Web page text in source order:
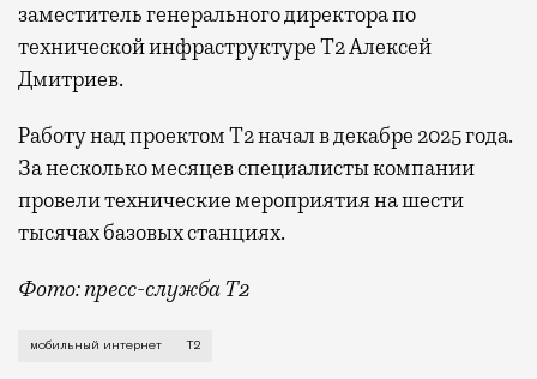
заместитель генерального директора по
технической инфраструктуре Т2 Алексей
Дмитриев.
Работу над проектом Т2 начал в декабре 2025 года.
За несколько месяцев специалисты компании
провели технические мероприятия на шести
тысячах базовых станциях.
Фото: пресс-служба Т2
Мобильный оператор Т2 завершил работы по
мобильный интернет Т2